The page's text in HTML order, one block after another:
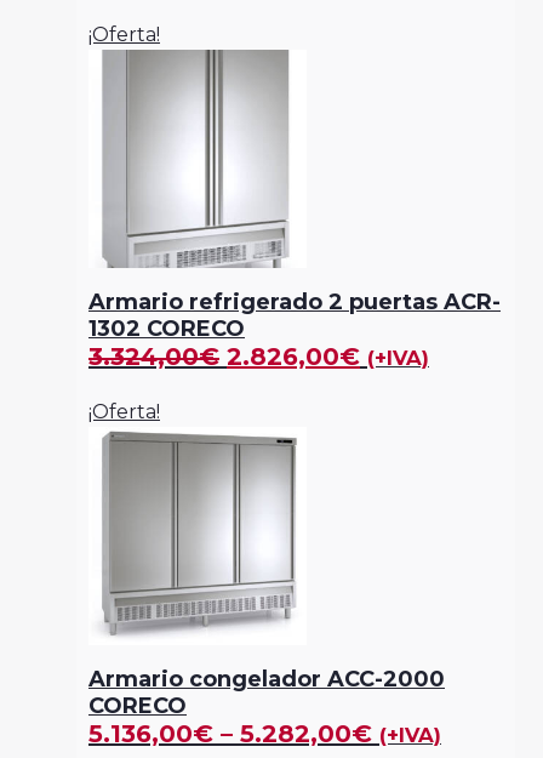
¡Oferta!
Armario refrigerado 2 puertas ACR-
1302 CORECO
3.324,00€ 2.826,00€ (+IVA)
¡Oferta!
Armario congelador ACC-2000
CORECO
5.136,00€ – 5.282,00€ (+IVA)